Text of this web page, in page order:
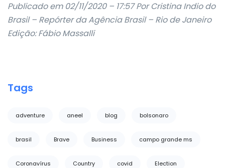
Publicado em 02/11/2020 – 17:57 Por Cristina Indio do
Brasil – Repórter da Agência Brasil – Rio de Janeiro
Edição: Fábio Massalli
Tags
adventure aneel blog bolsonaro
brasil Brave Business campo grande ms
Coronavírus Country covid Election